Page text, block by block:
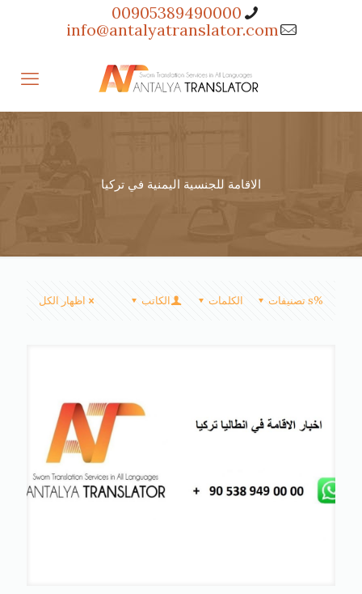
00905389490000
info@antalyatranslator.com
الاقامة للجنسية اليمنية في تركيا
%s تصنيفات الكلمات الكاتب اظهار الكل